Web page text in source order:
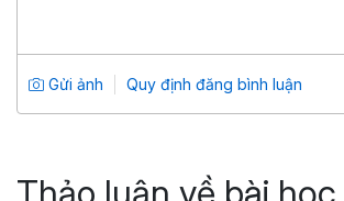
Tổng số 2 giờ
18 bài giảng
0
69
Gửi ảnh Quy định đăng bình luận